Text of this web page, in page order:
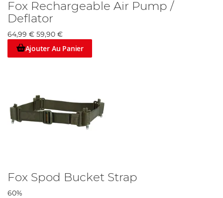
Fox Rechargeable Air Pump /
Deflator
64,99 € 59,90 €
Ajouter Au Panier
Fox Spod Bucket Strap
60%